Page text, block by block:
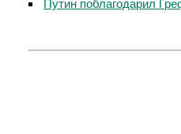
Путин поблагодарил